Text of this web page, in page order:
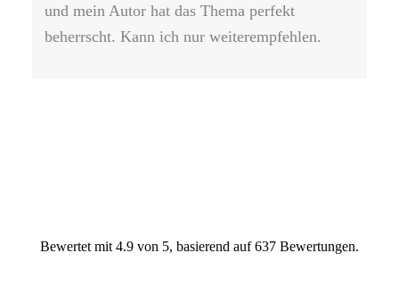
und mein Autor hat das Thema perfekt
beherrscht. Kann ich nur weiterempfehlen.
Bewertet mit 4.9 von 5, basierend auf 637 Bewertungen.